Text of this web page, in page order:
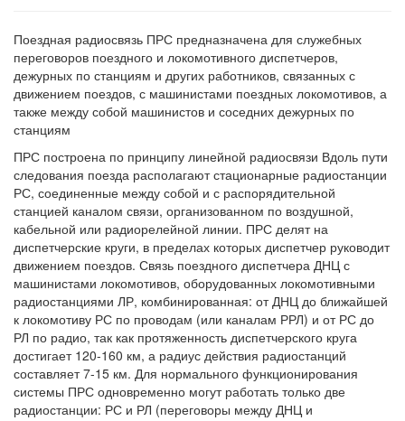
Поездная радиосвязь ПРС предназначена для служебных
переговоров поездного и локомотивного диспетчеров,
дежурных по станциям и других работников, связанных с
движением поездов, с машинистами поездных локомотивов, а
также между собой машинистов и соседних дежурных по
станциям
ПРС построена по принципу линейной радиосвязи Вдоль пути
следования поезда располагают стационарные радиостанции
РС, соединенные между собой и с распорядительной
станцией каналом связи, организованном по воздушной,
кабельной или радиорелейной линии. ПРС делят на
диспетчерские круги, в пределах которых диспетчер руководит
движением поездов. Связь поездного диспетчера ДНЦ с
машинистами локомотивов, оборудованных локомотивными
радиостанциями ЛР, комбинированная: от ДНЦ до ближайшей
к локомотиву РС по проводам (или каналам РРЛ) и от РС до
РЛ по радио, так как протяженность диспетчерского круга
достигает 120-160 км, а радиус действия радиостанций
составляет 7-15 км. Для нормального функционирования
системы ПРС одновременно могут работать только две
радиостанции: РС и РЛ (переговоры между ДНЦ и